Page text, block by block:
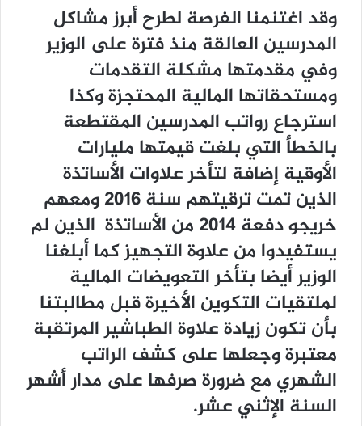
وقد اغتنمنا الفرصة لطرح أبرز مشاكل
المدرسين العالقة منذ فترة على الوزير
وفي مقدمتها مشكلة التقدمات
ومستحقاتها المالية المحتجزة وكذا
استرجاع رواتب المدرسين المقتطعة
بالخطأ التي بلغت قيمتها مليارات
الأوقية إضافة لتأخر علاوات الأساتذة
الذين تمت ترقيتهم سنة 2016 ومعهم
خريجو دفعة 2014 من الأساتذة الذين لم
يستفيدوا من علاوة التجهيز كما أبلغنا
الوزير أيضا بتأخر التعويضات المالية
لملتقيات التكوين الأخيرة قبل مطالبتنا
بأن تكون زيادة علاوة الطباشير المرتقبة
معتبرة وجعلها على كشف الراتب
الشهري مع ضرورة صرفها على مدار أشهر
السنة الإثني عشر.